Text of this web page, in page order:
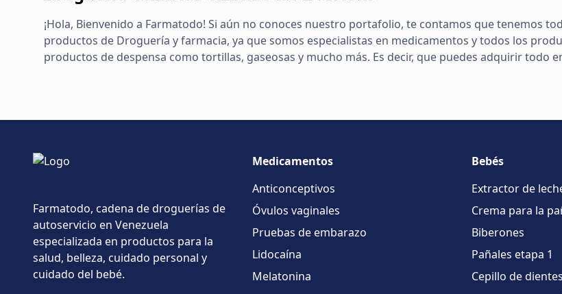
¡Hola, Bienvenido a Farmatodo! Si aún no conoces nuestro portafolio, te contamos que tenemos
productos de Droguería y farmacia, ya que somos especialistas en medicamentos y todos los
productos de despensa como tortillas, gaseosas y mucho más. Es decir, que puedes adquirir todo
Farmatodo, cadena de droguerías de
autoservicio en Venezuela
especializada en productos para la
salud, belleza, cuidado personal y
cuidado del bebé.
Medicamentos
Anticonceptivos
Óvulos vaginales
Pruebas de embarazo
Lidocaína
Melatonina
Bebés
Extractor de
Crema para la
Biberones
Pañales etapa 1
Cepillo de